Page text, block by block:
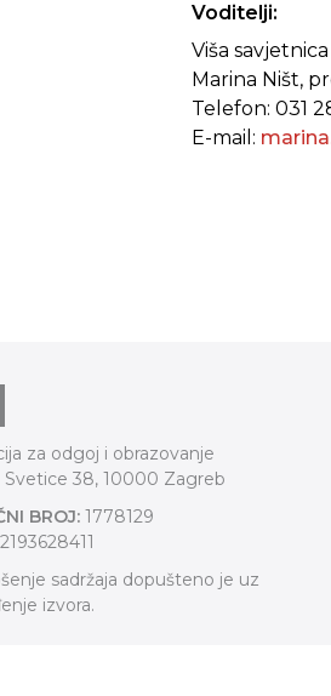
Voditelji:
Viša
Marina Ništ,
Telefon: 031
E-mail:
za odgoj i obrazovanje
Svetice 38, 10000 Zagreb
BROJ: 1778129
sadržaja dopušteno je uz
izvora.